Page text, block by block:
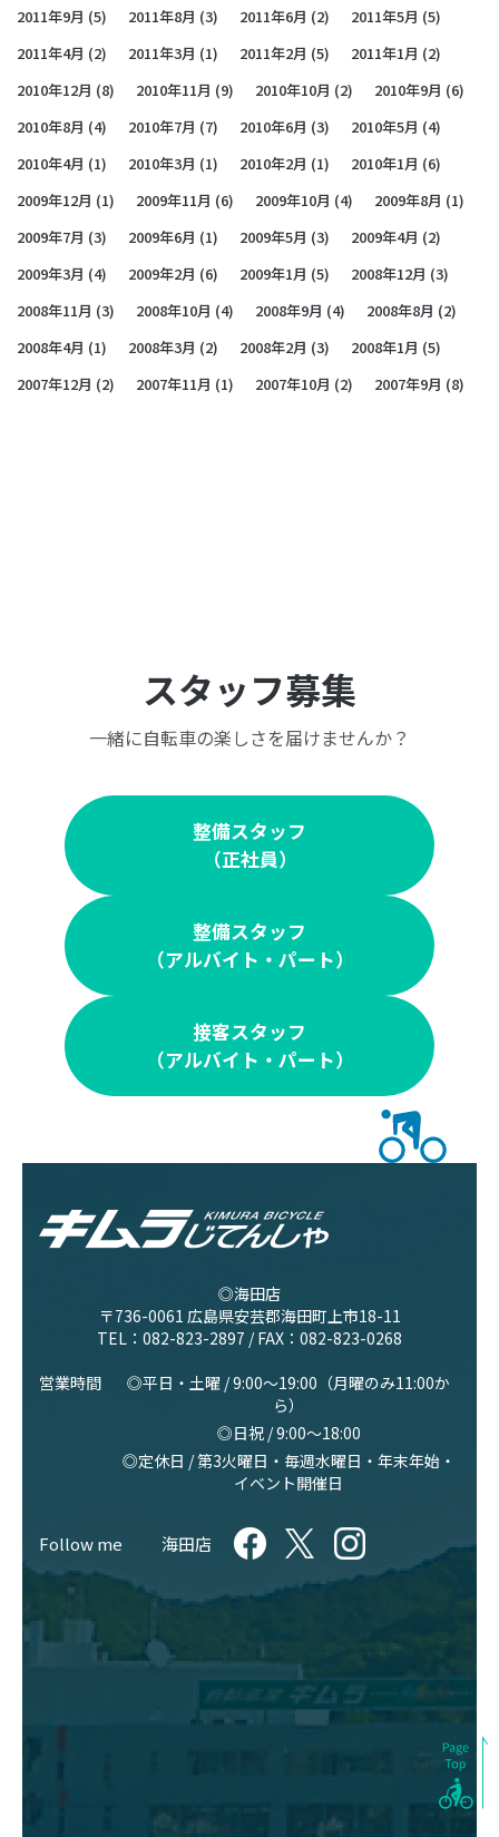
2011年9月 (5) 2011年8月 (3) 2011年6月 (2) 2011年5月 (5)
2011年4月 (2) 2011年3月 (1) 2011年2月 (5) 2011年1月 (2)
2010年12月 (8) 2010年11月 (9) 2010年10月 (2) 2010年9月 (6)
2010年8月 (4) 2010年7月 (7) 2010年6月 (3) 2010年5月 (4)
2010年4月 (1) 2010年3月 (1) 2010年2月 (1) 2010年1月 (6)
2009年12月 (1) 2009年11月 (6) 2009年10月 (4) 2009年8月 (1)
2009年7月 (3) 2009年6月 (1) 2009年5月 (3) 2009年4月 (2)
2009年3月 (4) 2009年2月 (6) 2009年1月 (5) 2008年12月 (3)
2008年11月 (3) 2008年10月 (4) 2008年9月 (4) 2008年8月 (2)
2008年4月 (1) 2008年3月 (2) 2008年2月 (3) 2008年1月 (5)
2007年12月 (2) 2007年11月 (1) 2007年10月 (2) 2007年9月 (8)
スタッフ募集
一緒に自転車の楽しさを届けませんか？
整備スタッフ
（正社員）
整備スタッフ
（アルバイト・パート）
接客スタッフ
（アルバイト・パート）
◎海田店
〒736-0061 広島県安芸郡海田町上市18-11
TEL： 082-823-2897 / FAX：082-823-0268
営業時間
◎平日・土曜 / 9:00〜19:00（月曜のみ11:00か
ら）
◎日祝 / 9:00〜18:00
◎定休日 / 第3火曜日・毎週水曜日・年末年始・
イベント開催日
Follow me 海田店